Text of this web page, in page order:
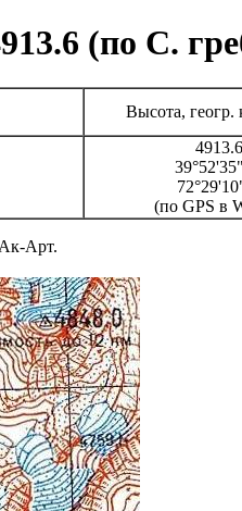
(по С.
Высота, геогр.
(по GPS в
Арт.